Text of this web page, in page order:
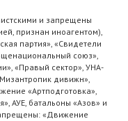
и запрещены
признан иноагентом),
партия», «Свидетели
союз»,
«Правый сектор», УНА-
дивижн»,
«Артподготовка»,
АУЕ, батальоны «Азов» и
«Движение